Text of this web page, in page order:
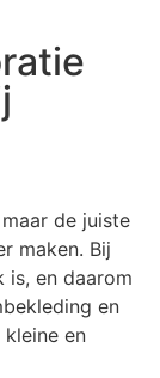
de juiste
maken. Bij
is, en daarom
en
en